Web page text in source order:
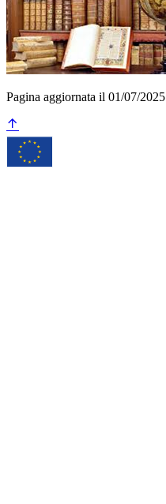
Pagina aggiornata il 01/07/2025